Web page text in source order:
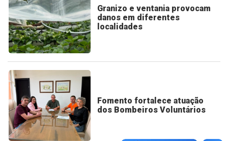
Granizo e ventania provocam
danos em diferentes
localidades
Fomento fortalece atuação
dos Bombeiros Voluntários